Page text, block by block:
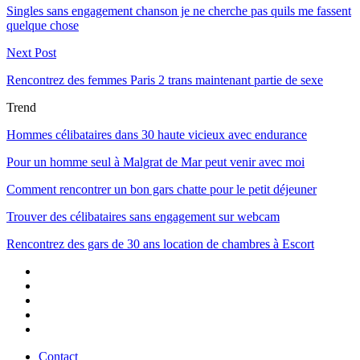
Singles sans engagement chanson je ne cherche pas quils me fassent
quelque chose
Next Post
Rencontrez des femmes Paris 2 trans maintenant partie de sexe
Trend
Hommes célibataires dans 30 haute vicieux avec endurance
Pour un homme seul à Malgrat de Mar peut venir avec moi
Comment rencontrer un bon gars chatte pour le petit déjeuner
Trouver des célibataires sans engagement sur webcam
Rencontrez des gars de 30 ans location de chambres à Escort
Contact